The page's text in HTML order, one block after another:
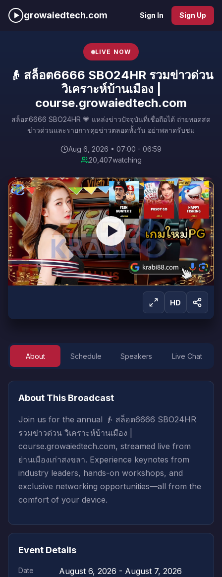
growaiedtech.com Sign In Sign Up
LIVE NOW
👴 สล็อต6666 SBO24HR รวมข่าวด่วน
วิเคราะห์บ้านเมือง |
course.growaiedtech.com
สล็อต6666 SBO24HR 💗 แหล่งข่าวปัจจุบันที่เชื่อถือได้ ถ่ายทอดสด
ข่าวด่วนและรายการคุยข่าวตลอดทั้งวัน อย่าพลาดรับชม
Aug 6, 2026 • 07:00 - 06:59
20,407watching
Sign in to Watch
HD
About Schedule Speakers Live Chat
About This Broadcast
Join us for the annual 👴 สล็อต6666 SBO24HR
รวมข่าวด่วน วิเคราะห์บ้านเมือง |
course.growaiedtech.com, streamed live from
ย่านเมืองเก่าสงขลา. Experience keynotes from
industry leaders, hands-on workshops, and
exclusive networking opportunities—all from the
comfort of your device.
Event Details
Date August 6, 2026 - August 7, 2026